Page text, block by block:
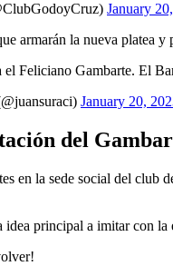
January
armarán la nueva platea
el Feliciano Gambarte. El
January 20,
del
en la sede social del
idea principal a imitar con